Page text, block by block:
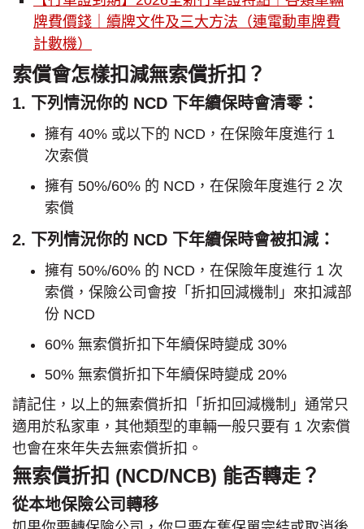
牌費價錢｜續牌文件及三大方法（連電動車牌費
計數機）
索償會怎樣扣減無索償折扣？
1. 下列情況你的 NCD 下年續保時會清零：
擁有 40% 或以下的 NCD，在保險年度進行 1
次索償
擁有 50%/60% 的 NCD，在保險年度進行 2 次
索償
2. 下列情況你的 NCD 下年續保時會被扣減：
擁有 50%/60% 的 NCD，在保險年度進行 1 次
索償，保險公司會按「折扣回減機制」來扣減部
份 NCD
60% 無索償折扣下年續保時變成 30%
50% 無索償折扣下年續保時變成 20%
請記住，以上的無索償折扣「折扣回減機制」通常只
適用於私家車，其他類型的車輛一般只要有 1 次索償
也會在來年失去無索償折扣。
無索償折扣 (NCD/NCB) 能否轉走？
從本地保險公司轉移